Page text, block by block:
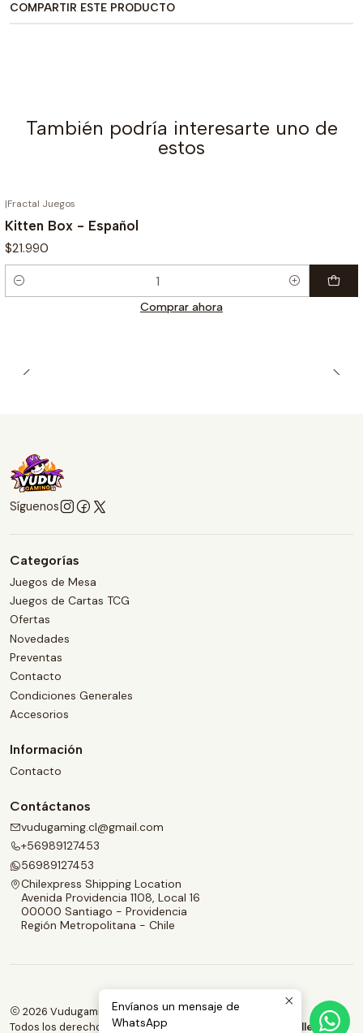
COMPARTIR ESTE PRODUCTO
También podría interesarte uno de
estos
|Fractal Juegos
Kitten Box - Español
$21.990
Cantidad
Comprar ahora
Síguenos
Categorías
Juegos de Mesa
Juegos de Cartas TCG
Ofertas
Novedades
Preventas
Contacto
Condiciones Generales
Accesorios
Información
Contacto
Contáctanos
vudugaming.cl@gmail.com
+56989127453
56989127453
Chilexpress Shipping Location
Avenida Providencia 1108, Local 16
00000 Santiago - Providencia
Región Metropolitana - Chile
2026 Vudugaming.
Todos los derechos reservados.
Desarrollado por Jumpseller
Envíanos un mensaje de
WhatsApp